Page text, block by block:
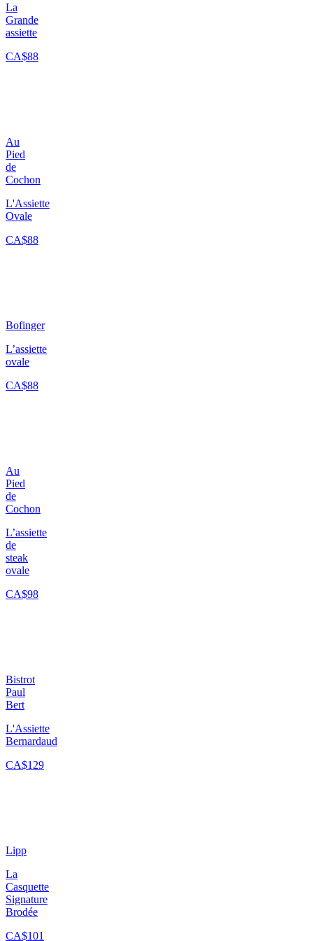
La
Grande
assiette
CA$88
Au
Pied
de
Cochon
L'Assiette
Ovale
CA$88
Bofinger
L’assiette
ovale
CA$88
Au
Pied
de
Cochon
L’assiette
de
steak
ovale
CA$98
Bistrot
Paul
Bert
L'Assiette
Bernardaud
CA$129
Lipp
La
Casquette
Signature
Brodée
CA$101